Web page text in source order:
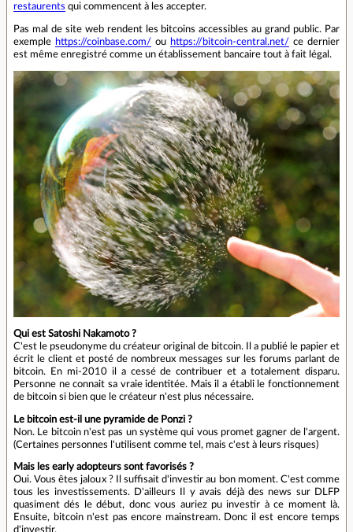
restaurents qui commencent à les accepter.
Pas mal de site web rendent les bitcoins accessibles au grand public. Par
exemple https://coinbase.com/ ou https://bitcoin-central.net/ ce dernier
est même enregistré comme un établissement bancaire tout à fait légal.
Qui est Satoshi Nakamoto ?
C'est le pseudonyme du créateur original de bitcoin. Il a publié le papier et
écrit le client et posté de nombreux messages sur les forums parlant de
bitcoin. En mi-2010 il a cessé de contribuer et a totalement disparu.
Personne ne connait sa vraie identitée. Mais il a établi le fonctionnement
de bitcoin si bien que le créateur n'est plus nécessaire.
Le bitcoin est-il une pyramide de Ponzi ?
Non. Le bitcoin n'est pas un système qui vous promet gagner de l'argent.
(Certaines personnes l'utilisent comme tel, mais c'est à leurs risques)
Mais les early adopteurs sont favorisés ?
Oui. Vous êtes jaloux ? Il suffisait d'investir au bon moment. C'est comme
tous les investissements. D'ailleurs Il y avais déjà des news sur DLFP
quasiment dés le début, donc vous auriez pu investir à ce moment là.
Ensuite, bitcoin n'est pas encore mainstream. Donc il est encore temps
d'investir.